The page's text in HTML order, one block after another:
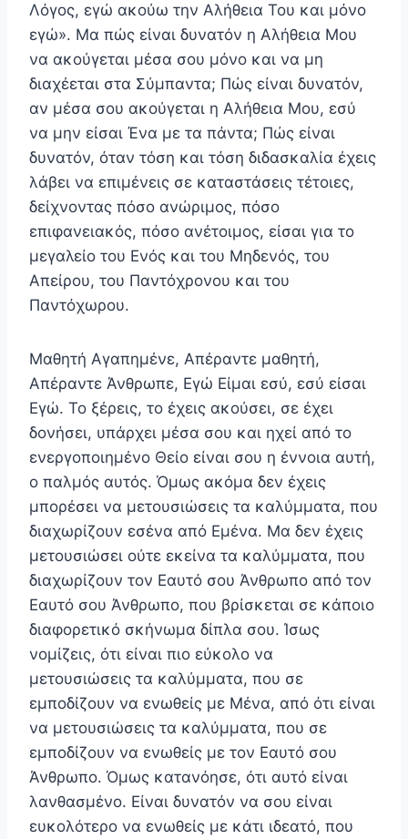
Λόγος, εγώ ακούω την Αλήθεια Του και μόνο
εγώ». Μα πώς είναι δυνατόν η Αλήθεια Μου
να ακούγεται μέσα σου μόνο και να μη
διαχέεται στα Σύμπαντα; Πώς είναι δυνατόν,
αν μέσα σου ακούγεται η Αλήθεια Μου, εσύ
να μην είσαι Ένα με τα πάντα; Πώς είναι
δυνατόν, όταν τόση και τόση διδασκαλία έχεις
λάβει να επιμένεις σε καταστάσεις τέτοιες,
δείχνοντας πόσο ανώριμος, πόσο
επιφανειακός, πόσο ανέτοιμος, είσαι για το
μεγαλείο του Ενός και του Μηδενός, του
Απείρου, του Παντόχρονου και του
Παντόχωρου.
Μαθητή Αγαπημένε, Απέραντε μαθητή,
Απέραντε Άνθρωπε, Εγώ Είμαι εσύ, εσύ είσαι
Εγώ. Το ξέρεις, το έχεις ακούσει, σε έχει
δονήσει, υπάρχει μέσα σου και ηχεί από το
ενεργοποιημένο Θείο είναι σου η έννοια αυτή,
ο παλμός αυτός. Όμως ακόμα δεν έχεις
μπορέσει να μετουσιώσεις τα καλύμματα, που
διαχωρίζουν εσένα από Εμένα. Μα δεν έχεις
μετουσιώσει ούτε εκείνα τα καλύμματα, που
διαχωρίζουν τον Εαυτό σου Άνθρωπο από τον
Εαυτό σου Άνθρωπο, που βρίσκεται σε κάποιο
διαφορετικό σκήνωμα δίπλα σου. Ίσως
νομίζεις, ότι είναι πιο εύκολο να
μετουσιώσεις τα καλύμματα, που σε
εμποδίζουν να ενωθείς με Μένα, από ότι είναι
να μετουσιώσεις τα καλύμματα, που σε
εμποδίζουν να ενωθείς με τον Εαυτό σου
Άνθρωπο. Όμως κατανόησε, ότι αυτό είναι
λανθασμένο. Είναι δυνατόν να σου είναι
ευκολότερο να ενωθείς με κάτι ιδεατό, που